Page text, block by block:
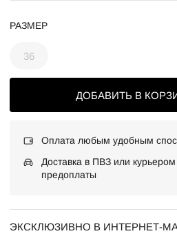
РАЗМЕР
36
ДОБАВИТЬ В
Оплата любым удобным
Доставка в ПВЗ или
предоплаты
ЭКСКЛЮЗИВНО В ИНТЕРНЕТ-